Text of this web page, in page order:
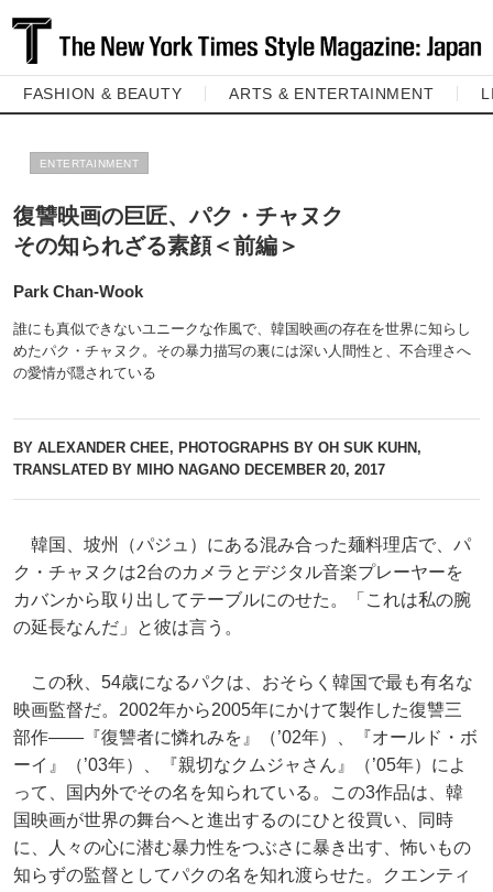
FASHION & BEAUTY ARTS & ENTERTAINMENT
ENTERTAINMENT
復讐映画の巨匠、パク・チャヌク
その知られざる素顔＜前編＞
Park Chan-Wook
誰にも真似できないユニークな作風で、韓国映画の存在を世界に知らし
めたパク・チャヌク。その暴力描写の裏には深い人間性と、不合理さへ
の愛情が隠されている
BY ALEXANDER CHEE, PHOTOGRAPHS BY OH SUK KUHN,
TRANSLATED BY MIHO NAGANO DECEMBER 20, 2017
韓国、坡州（パジュ）にある混み合った麺料理店で、パ
ク・チャヌクは2台のカメラとデジタル音楽プレーヤーを
カバンから取り出してテーブルにのせた。「これは私の腕
の延長なんだ」と彼は言う。
この秋、54歳になるパクは、おそらく韓国で最も有名な
映画監督だ。2002年から2005年にかけて製作した復讐三
部作――『復讐者に憐れみを』（’02年）、『オールド・ボ
ーイ』（’03年）、『親切なクムジャさん』（’05年）によ
って、国内外でその名を知られている。この3作品は、韓
国映画が世界の舞台へと進出するのにひと役買い、同時
に、人々の心に潜む暴力性をつぶさに暴き出す、怖いもの
知らずの監督としてパクの名を知れ渡らせた。クエンティ